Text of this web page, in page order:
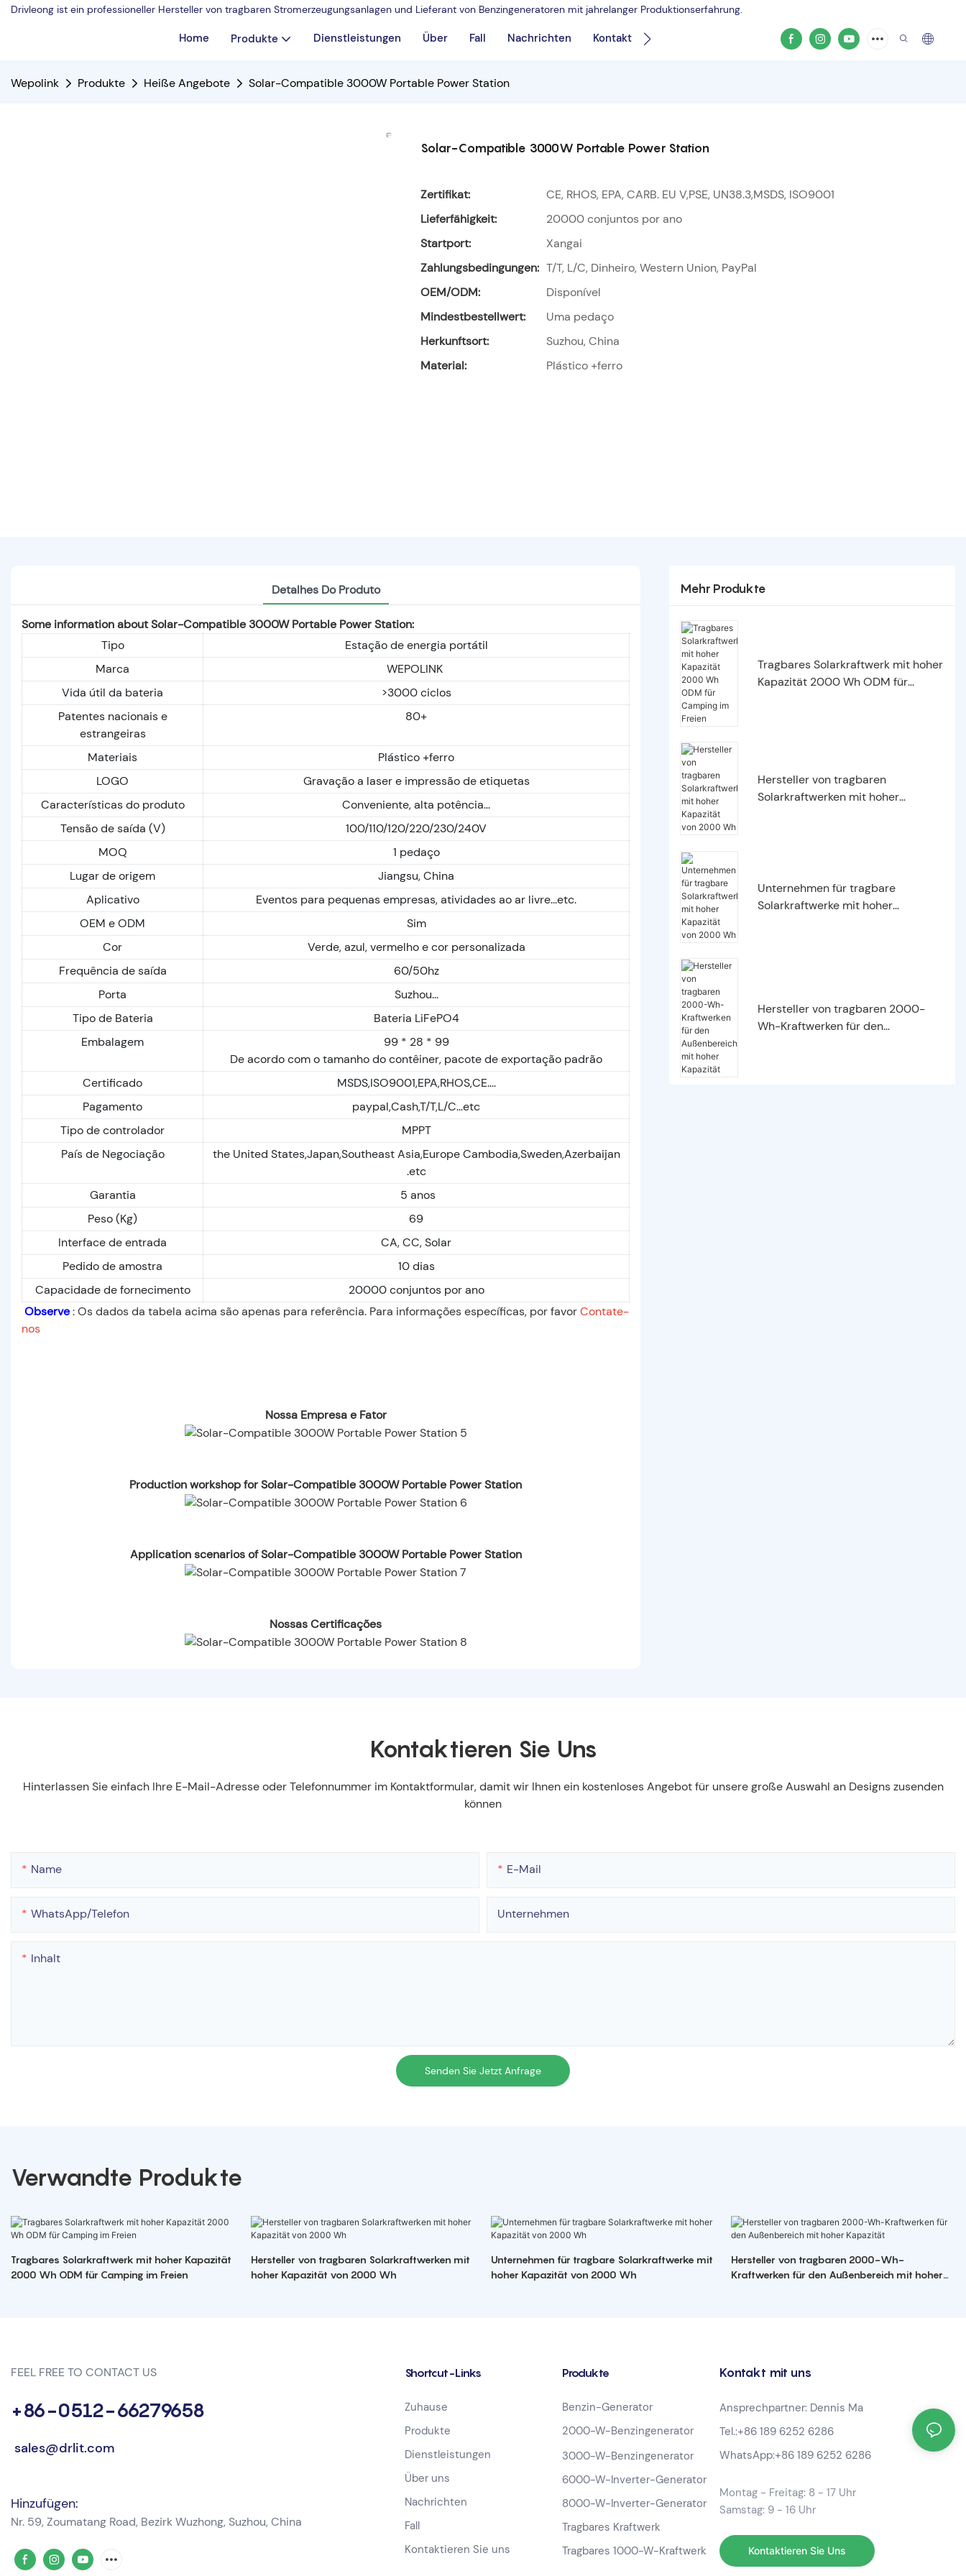
Drivleong ist ein professioneller Hersteller von tragbaren Stromerzeugungsanlagen und Lieferant von Benzingeneratoren mit jahrelanger Produktionserfahrung.
Home Produkte Dienstleistungen Über Fall Nachrichten Kontakt
Wepolink Produkte Heiße Angebote Solar-Compatible 3000W Portable Power Station
Solar-Compatible 3000W Portable Power Station
Zertifikat:
CE, RHOS, EPA, CARB. EU V,PSE, UN38.3,MSDS, ISO9001
Lieferfähigkeit:
20000 conjuntos por ano
Startport:
Xangai
Zahlungsbedingungen: T/T, L/C, Dinheiro, Western Union, PayPal
OEM/ODM:
Disponível
Mindestbestellwert:
Uma pedaço
Herkunftsort:
Suzhou, China
Material:
Plástico +ferro
Detalhes Do Produto
Some information about Solar-Compatible 3000W Portable Power Station:
Tipo
Estação de energia portátil
Marca
WEPOLINK
Vida útil da bateria
>3000 ciclos
Patentes nacionais e
estrangeiras
80+
Materiais
Plástico +ferro
LOGO
Gravação a laser e impressão de etiquetas
Características do produto
Conveniente, alta potência...
Tensão de saída (V)
100/110/120/220/230/240V
MOQ
1 pedaço
Lugar de origem
Jiangsu, China
Aplicativo
Eventos para pequenas empresas, atividades ao ar livre...etc.
OEM e ODM
Sim
Cor
Verde, azul, vermelho e cor personalizada
Frequência de saída
60/50hz
Porta
Suzhou...
Tipo de Bateria
Bateria LiFePO4
Embalagem
99 * 28 * 99
De acordo com o tamanho do contêiner, pacote de exportação padrão
Certificado
MSDS,ISO9001,EPA,RHOS,CE....
Pagamento
paypal,Cash,T/T,L/C...etc
Tipo de controlador
MPPT
País de Negociação
the United States,Japan,Southeast Asia,Europe Cambodia,Sweden,Azerbaijan
.etc
Garantia
5 anos
Peso (Kg)
69
Interface de entrada
CA, CC, Solar
Pedido de amostra
10 dias
Capacidade de fornecimento
20000 conjuntos por ano
Observe: Os dados da tabela acima são apenas para referência. Para informações específicas, por favorContate-
nos
Nossa Empresa e Fator
Production workshop for Solar-Compatible 3000W Portable Power Station
Application scenarios of Solar-Compatible 3000W Portable Power Station
Nossas Certificações
Mehr Produkte
Tragbares Solarkraftwerk mit hoher
Kapazität 2000 Wh ODM für
Hersteller von tragbaren
Solarkraftwerken mit hoher
Unternehmen für tragbare
Solarkraftwerke mit hoher
Hersteller von tragbaren 2000-
Wh-Kraftwerken für den
Kontaktieren Sie Uns
Hinterlassen Sie einfach Ihre E-Mail-Adresse oder Telefonnummer im Kontaktformular, damit wir Ihnen ein kostenloses Angebot für unsere große Auswahl an Designs zusenden
können
Name E-Mail
WhatsApp/Telefon Unternehmen
Inhalt
Senden Sie Jetzt Anfrage
Verwandte Produkte
Tragbares Solarkraftwerk mit hoher Kapazität
2000 Wh ODM für Camping im Freien
Hersteller von tragbaren Solarkraftwerken mit
hoher Kapazität von 2000 Wh
Unternehmen für tragbare Solarkraftwerke mit
hoher Kapazität von 2000 Wh
Hersteller von tragbaren 2000-Wh-
Kraftwerken für den Außenbereich mit hoher
FEEL FREE TO CONTACT US
+86-0512-66279658
sales@drlit.com
Hinzufügen:
Nr. 59, Zoumatang Road, Bezirk Wuzhong, Suzhou, China
Shortcut-Links
Zuhause
Produkte
Dienstleistungen
Über uns
Nachrichten
Fall
Kontaktieren Sie uns
Produkte
Benzin-Generator
2000-W-Benzingenerator
3000-W-Benzingenerator
6000-W-Inverter-Generator
8000-W-Inverter-Generator
Tragbares Kraftwerk
Tragbares 1000-W-Kraftwerk
Kontakt mit uns
Ansprechpartner: Dennis Ma
Tel.:+86 189 6252 6286
WhatsApp:+86 189 6252 6286
Montag - Freitag: 8 - 17 Uhr
Samstag: 9 - 16 Uhr
Kontaktieren Sie Uns